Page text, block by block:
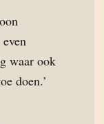
waar ook
doen.’